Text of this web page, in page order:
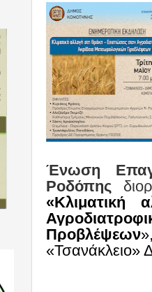
Ένωση
Ροδόπης
Προβλέψεων
«Τσανάκλειο»